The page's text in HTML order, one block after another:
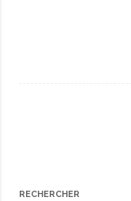
RECHERCHER